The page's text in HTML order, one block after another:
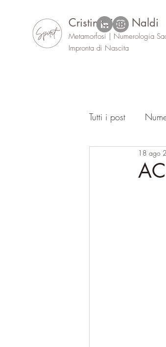
Cristin Gioia Naldi
Metamorfosi | Numerologia
Impronta di Nascita
Tutti i post
18 ago